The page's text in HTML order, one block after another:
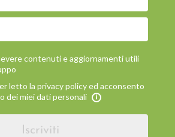
contenuti e aggiornamenti utili
letto la privacy policy ed acconsento
dei miei dati personali
Iscriviti